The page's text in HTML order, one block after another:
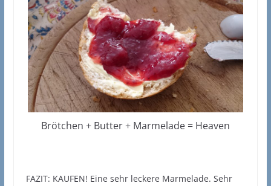
Brötchen + Butter + Marmelade = Heaven
FAZIT: KAUFEN! Eine sehr leckere Marmelade. Sehr